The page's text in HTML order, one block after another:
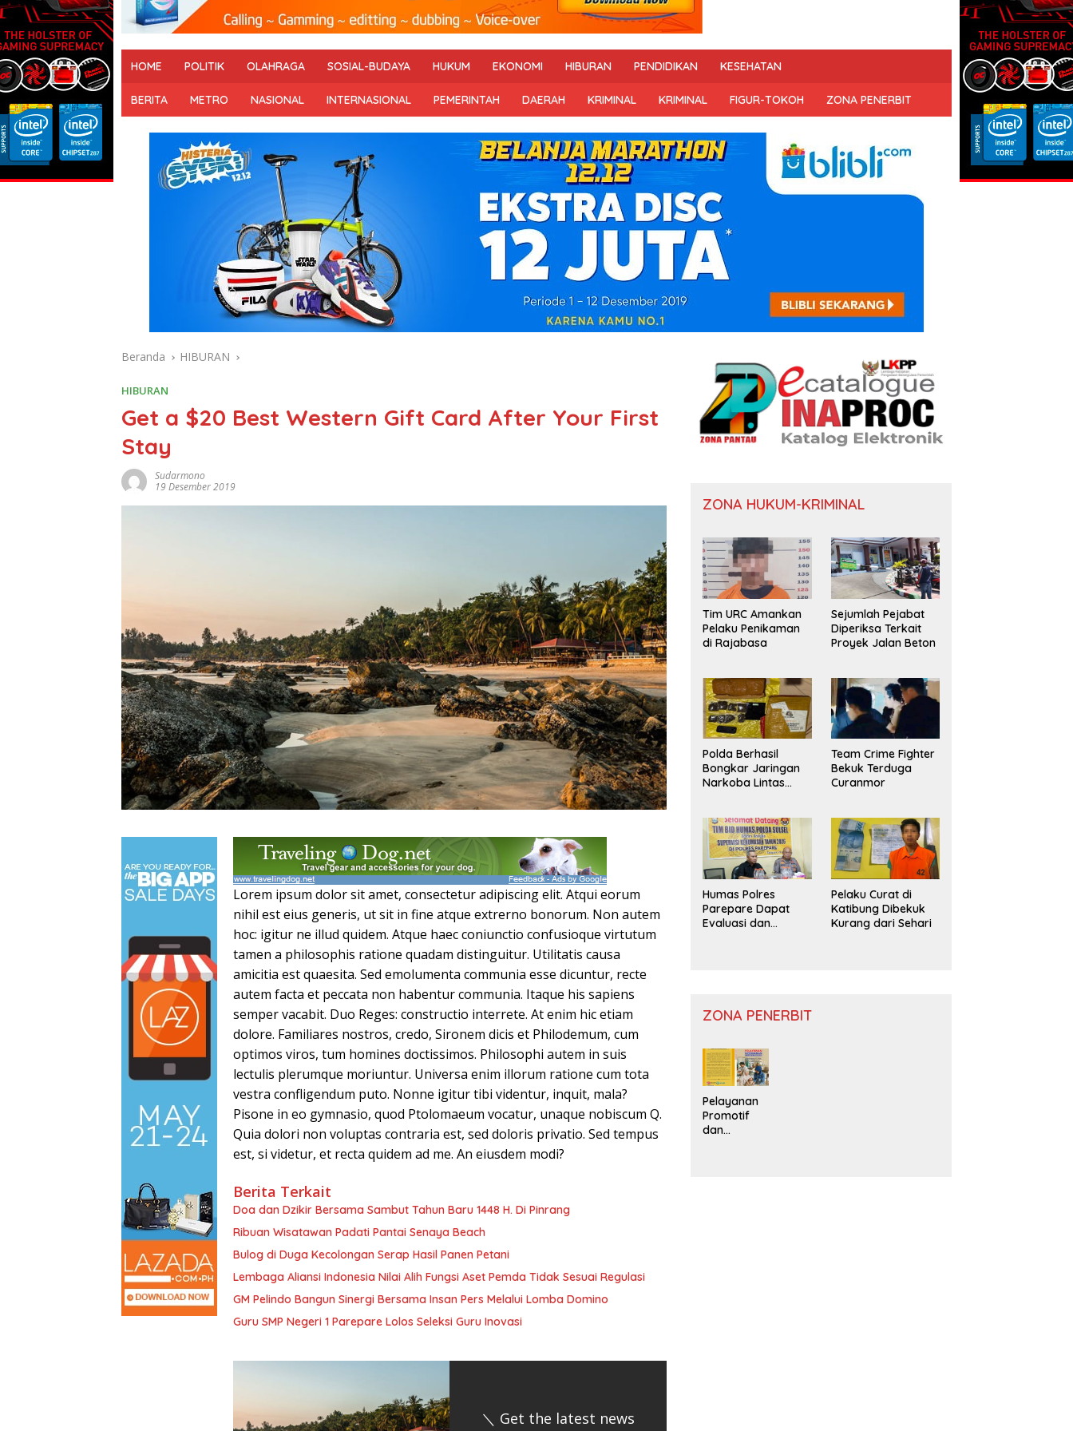
HOME POLITIK OLAHRAGA SOSIAL-BUDAYA HUKUM EKONOMI HIBURAN PENDIDIKAN KESEHATAN
BERITA METRO NASIONAL INTERNASIONAL PEMERINTAH DAERAH KRIMINAL KRIMINAL FIGUR-TOKOH ZONA PENERBIT
Beranda HIBURAN
HIBURAN
Get a $20 Best Western Gift Card After Your First
Stay
Sudarmono
19 Desember 2019
Lorem ipsum dolor sit amet, consectetur adipiscing elit. Atqui eorum
nihil est eius generis, ut sit in fine atque extrerno bonorum. Non autem
hoc: igitur ne illud quidem. Atque haec coniunctio confusioque virtutum
tamen a philosophis ratione quadam distinguitur. Utilitatis causa
amicitia est quaesita. Sed emolumenta communia esse dicuntur, recte
autem facta et peccata non habentur communia. Itaque his sapiens
semper vacabit. Duo Reges: constructio interrete. At enim hic etiam
dolore. Familiares nostros, credo, Sironem dicis et Philodemum, cum
optimos viros, tum homines doctissimos. Philosophi autem in suis
lectulis plerumque moriuntur. Universa enim illorum ratione cum tota
vestra confligendum puto. Nonne igitur tibi videntur, inquit, mala?
Pisone in eo gymnasio, quod Ptolomaeum vocatur, unaque nobiscum Q.
Quia dolori non voluptas contraria est, sed doloris privatio. Sed tempus
est, si videtur, et recta quidem ad me. An eiusdem modi?
Berita Terkait
Doa dan Dzikir Bersama Sambut Tahun Baru 1448 H. Di Pinrang
Ribuan Wisatawan Padati Pantai Senaya Beach
Bulog di Duga Kecolongan Serap Hasil Panen Petani
Lembaga Aliansi Indonesia Nilai Alih Fungsi Aset Pemda Tidak Sesuai Regulasi
GM Pelindo Bangun Sinergi Bersama Insan Pers Melalui Lomba Domino
Guru SMP Negeri 1 Parepare Lolos Seleksi Guru Inovasi
＼ Get the latest news
ZONA HUKUM-KRIMINAL
Tim URC Amankan
Pelaku Penikaman
di Rajabasa
Sejumlah Pejabat
Diperiksa Terkait
Proyek Jalan Beton
Polda Berhasil
Bongkar Jaringan
Narkoba Lintas
Team Crime Fighter
Bekuk Terduga
Curanmor
Humas Polres
Parepare Dapat
Evaluasi dan
Pelaku Curat di
Katibung Dibekuk
Kurang dari Sehari
ZONA PENERBIT
Pelayanan
Promotif
dan